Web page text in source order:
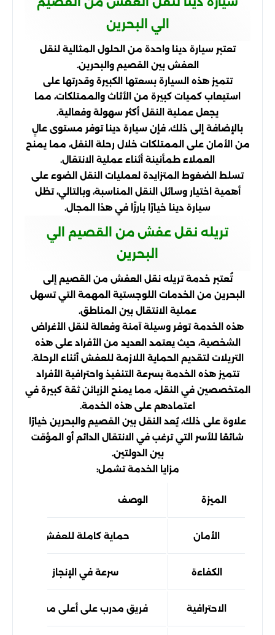
الي البحرين
تعتبر سيارة دينا واحدة من الحلول المثالية لنقل
العفش بين القصيم والبحرين.
تتميز هذه السيارة بسعتها الكبيرة وقدرتها على
استيعاب كميات كبيرة من الأثاث والممتلكات، مما
يجعل عملية النقل أكثر سهولة وفعالية.
بالإضافة إلى ذلك، فإن سيارة دينا توفر مستوى عالٍ
من الأمان على الممتلكات خلال رحلة النقل، مما يمنح
العملاء طمأنينة أثناء عملية الانتقال.
تسلط الضغوط المتزايدة لعمليات النقل الضوء على
أهمية اختيار وسائل النقل المناسبة، وبالتالي، تظل
سيارة دينا خيارًا بارزًا في هذا المجال.
تريله نقل عفش من القصيم الي
البحرين
تُعتبر خدمة تريله نقل العفش من القصيم إلى
البحرين من الخدمات اللوجستية المهمة التي تسهل
عملية الانتقال بين المناطق.
هذه الخدمة توفر وسيلة آمنة وفعالة لنقل الأغراض
الشخصية، حيث يعتمد العديد من الأفراد على هذه
التريلات لتقديم الحماية اللازمة للعفش أثناء الرحلة.
تتميز هذه الخدمة بسرعة التنفيذ واحترافية الأفراد
المتخصصين في النقل، مما يمنح الزبائن ثقة كبيرة في
اعتمادهم على هذه الخدمة.
علاوة على ذلك، يُعد النقل بين القصيم والبحرين خيارًا
شائعًا للأسر التي ترغب في الانتقال الدائم أو المؤقت
بين الدولتين.
مزايا الخدمة تشمل:
الميزة الوصف
الأمان حماية كاملة للعفش
الكفاءة سرعة في الإنجاز
الاحترافية فريق مدرب على أعلى مستوى